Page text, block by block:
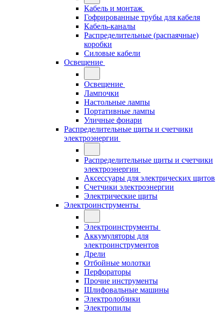
Кабель и монтаж
Гофрированные трубы для кабеля
Кабель-каналы
Распределительные (распаячные)
коробки
Силовые кабели
Освещение
Освещение
Лампочки
Настольные лампы
Портативные лампы
Уличные фонари
Распределительные щиты и счетчики
электроэнергии
Распределительные щиты и счетчики
электроэнергии
Аксессуары для электрических щитов
Счетчики электроэнергии
Электрические щиты
Электроинструменты
Электроинструменты
Аккумуляторы для
электроинструментов
Дрели
Отбойные молотки
Перфораторы
Прочие инструменты
Шлифовальные машины
Электролобзики
Электропилы